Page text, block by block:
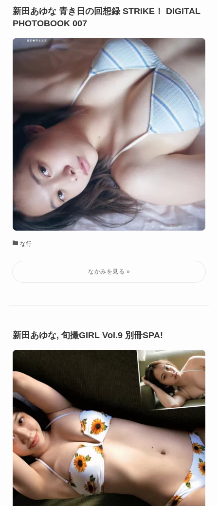
新田あゆな 青き日の回想録 STRiKE！ DIGITAL
PHOTOBOOK 007
な行
新田あゆな, 旬撮GIRL Vol.9 別冊SPA!